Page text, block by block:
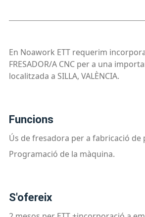
En Noawork ETT requerim
FRESADOR/A CNC per a una
localitzada a SILLA, VALÈNCIA.
funcions
Ús de fresadora per a fabricació de
Programació de la màquina.
s'ofereix